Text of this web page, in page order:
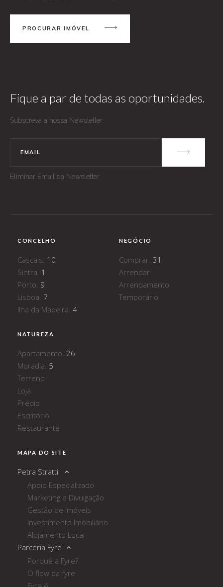
PROCURAR IMÓVEL
Fique a par de todas as oportunidades.
Subscreva a nossa Newsletter.
Eliminar Email da Newsletter
CONCELHO
Cascais. 10
Sintra. 1
Porto. 9
Lisboa. 7
Ilha da Madeira. 4
NEGÓCIO
Comprar. 31
Arrendar
Arrendamento
Temporário
NATUREZA
Apartamento. 26
Moradia. 5
Terreno
Loja
Prédio
Escritório
Restaurante
MAPA DO SITE
Petra Strattil
Apoio Especializado
Marketing e Divulgação
Gestão de Imóveis
Investimento Imobiliário
Alojamento Local
Parceria Fyre
Porquê a Fyre?
O flow da fyre